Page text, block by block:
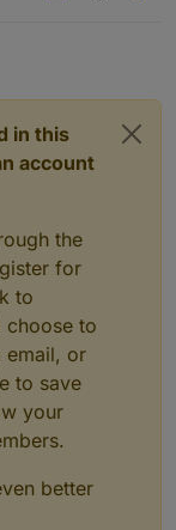
in this
account
the
for
to
choose to
email, or
to save
your
better